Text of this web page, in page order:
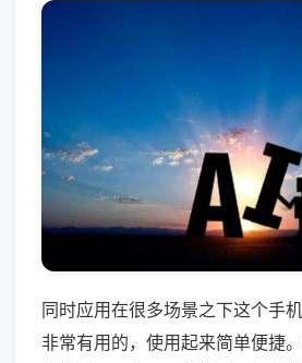
同时应用在很多场景之下这个手
非常有用的，使用起来简单便捷